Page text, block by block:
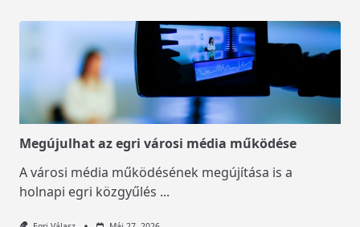
Megújulhat az egri városi média működése
A városi média működésének megújítása is a
holnapi egri közgyűlés ...